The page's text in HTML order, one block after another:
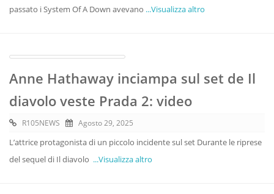
passato i System Of A Down avevano ...Visualizza altro
Anne Hathaway inciampa sul set de Il
diavolo veste Prada 2: video
R105NEWS Agosto 29, 2025
L’attrice protagonista di un piccolo incidente sul set Durante le riprese
del sequel di Il diavolo ...Visualizza altro